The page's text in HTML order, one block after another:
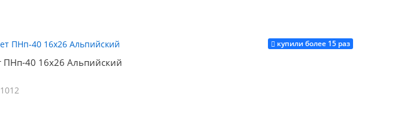
Купить
купили более 15 раз
ПНп-40 16х26 Альпийский